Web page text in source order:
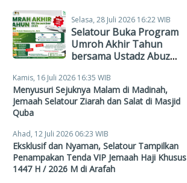
Selasa, 28 Juli 2026 16:22 WIB
Selatour Buka Program
Umroh Akhir Tahun
bersama Ustadz Abuz
Mulai Rp38,4 Juta
Kamis, 16 Juli 2026 16:35 WIB
Menyusuri Sejuknya Malam di Madinah,
Jemaah Selatour Ziarah dan Salat di Masjid
Quba
Ahad, 12 Juli 2026 06:23 WIB
Eksklusif dan Nyaman, Selatour Tampilkan
Penampakan Tenda VIP Jemaah Haji Khusus
1447 H / 2026 M di Arafah